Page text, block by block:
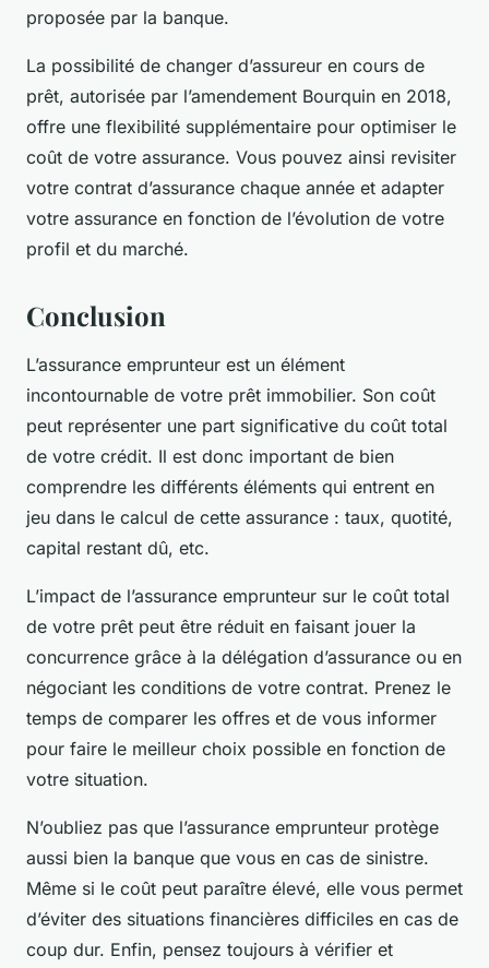
proposée par la banque.
La possibilité de changer d’assureur en cours de
prêt, autorisée par l’amendement Bourquin en 2018,
offre une flexibilité supplémentaire pour optimiser le
coût de votre assurance. Vous pouvez ainsi revisiter
votre contrat d’assurance chaque année et adapter
votre assurance en fonction de l’évolution de votre
profil et du marché.
Conclusion
L’assurance emprunteur est un élément
incontournable de votre prêt immobilier. Son coût
peut représenter une part significative du coût total
de votre crédit. Il est donc important de bien
comprendre les différents éléments qui entrent en
jeu dans le calcul de cette assurance : taux, quotité,
capital restant dû, etc.
L’impact de l’assurance emprunteur sur le coût total
de votre prêt peut être réduit en faisant jouer la
concurrence grâce à la délégation d’assurance ou en
négociant les conditions de votre contrat. Prenez le
temps de comparer les offres et de vous informer
pour faire le meilleur choix possible en fonction de
votre situation.
N’oubliez pas que l’assurance emprunteur protège
aussi bien la banque que vous en cas de sinistre.
Même si le coût peut paraître élevé, elle vous permet
d’éviter des situations financières difficiles en cas de
coup dur. Enfin, pensez toujours à vérifier et